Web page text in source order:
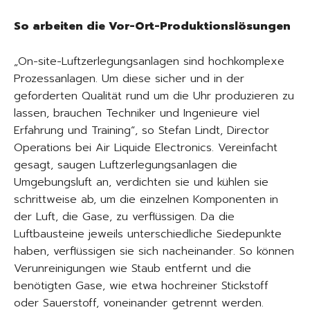
So arbeiten die Vor-Ort-Produktionslösungen
„On-site-Luftzerlegungsanlagen sind hochkomplexe
Prozessanlagen. Um diese sicher und in der
geforderten Qualität rund um die Uhr produzieren zu
lassen, brauchen Techniker und Ingenieure viel
Erfahrung und Training“, so Stefan Lindt, Director
Operations bei Air Liquide Electronics. Vereinfacht
gesagt, saugen Luftzerlegungsanlagen die
Umgebungsluft an, verdichten sie und kühlen sie
schrittweise ab, um die einzelnen Komponenten in
der Luft, die Gase, zu verflüssigen. Da die
Luftbausteine jeweils unterschiedliche Siedepunkte
haben, verflüssigen sie sich nacheinander. So können
Verunreinigungen wie Staub entfernt und die
benötigten Gase, wie etwa hochreiner Stickstoff
oder Sauerstoff, voneinander getrennt werden.